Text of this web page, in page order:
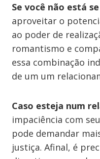
Se você não está
aproveitar o
ao poder de
romantismo e
essa combinação
de um um
Caso esteja num
impaciência com
pode demandar
justiça. Afinal, é